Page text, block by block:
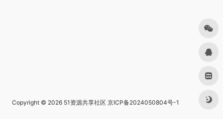
Copyright © 2026 51资源共享社区 京ICP备2024050804号-1